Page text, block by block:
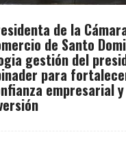
de la
de Santo
gestión del
para
empresarial